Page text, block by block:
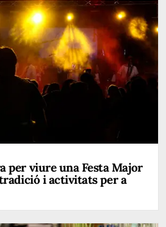
per viure una Festa Major
i activitats per a